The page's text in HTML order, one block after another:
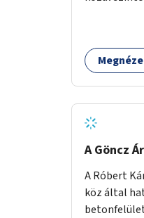
miatt a
járni a
A Göncz
A Róbert
köz által